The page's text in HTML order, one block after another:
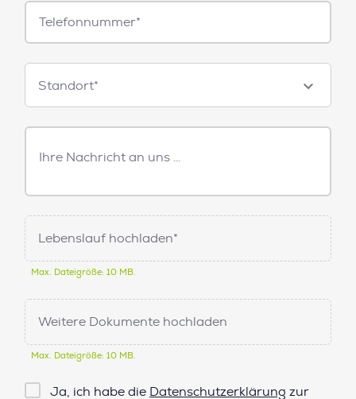
Telefonnummer
Standorte
Standort*
Freitext
Nachricht
Lebenslauf hochladen*
Max. Dateigröße: 10 MB.
Weitere Dokumente hochladen
Max. Dateigröße: 10 MB.
Checkbox
Ja, ich habe die Datenschutzerklärung zur